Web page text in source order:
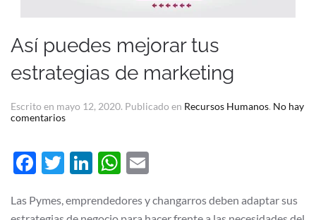
Así puedes mejorar tus
estrategias de marketing
Escrito en mayo 12, 2020. Publicado en Recursos Humanos. No hay
comentariosen
mejorar
tus
estrategias
marketing
Facebook
Twitter
LinkedIn
WhatsApp
Las Pymes, emprendedores y changarros deben adaptar sus